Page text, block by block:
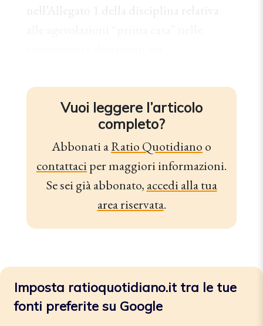
Vuoi leggere l’articolo
completo?
Abbonati aRatio Quotidiano o
contattaciper maggiori informazioni.
Se sei già abbonato, accedi alla tua
area riservata.
Imposta ratioquotidiano.it tra le tue
fonti preferite su Google